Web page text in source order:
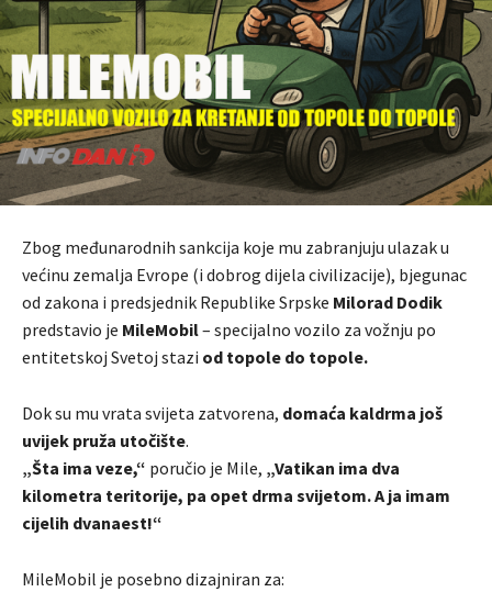
Zbog međunarodnih sankcija koje mu zabranjuju ulazak u
većinu zemalja Evrope (i dobrog dijela civilizacije), bjegunac
od zakona i predsjednik Republike Srpske Milorad Dodik
predstavio je MileMobil– specijalno vozilo za vožnju po
entitetskoj Svetoj stazi od topole do topole.
Dok su mu vrata svijeta zatvorena, domaća kaldrma još
uvijek pruža utočište.
„Šta ima veze,“ poručio je Mile, „Vatikan ima dva
kilometra teritorije, pa opet drma svijetom. A ja imam
cijelih dvanaest!“
MileMobil je posebno dizajniran za: